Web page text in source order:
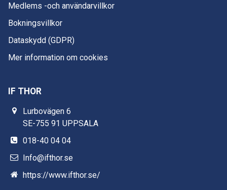
Medlems -och användarvillkor
Bokningsvillkor
Dataskydd (GDPR)
Mer information om cookies
IF THOR
Lurbovägen 6
SE-755 91 UPPSALA
018-40 04 04
Info@ifthor.se
https://www.ifthor.se/